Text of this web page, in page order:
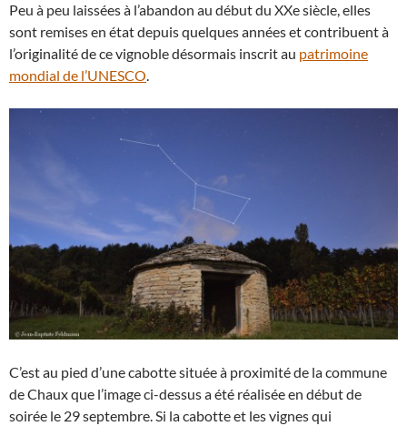
Peu à peu laissées à l’abandon au début du XXe siècle, elles
sont remises en état depuis quelques années et contribuent à
l’originalité de ce vignoble désormais inscrit au patrimoine
mondial de l’UNESCO.
C’est au pied d’une cabotte située à proximité de la commune
de Chaux que l’image ci-dessus a été réalisée en début de
soirée le 29 septembre. Si la cabotte et les vignes qui